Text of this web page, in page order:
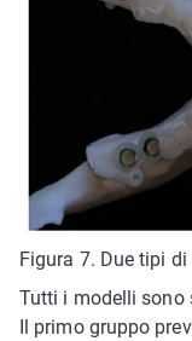
Figura 7. Due tipi
Tutti i modelli sono
Il primo gruppo